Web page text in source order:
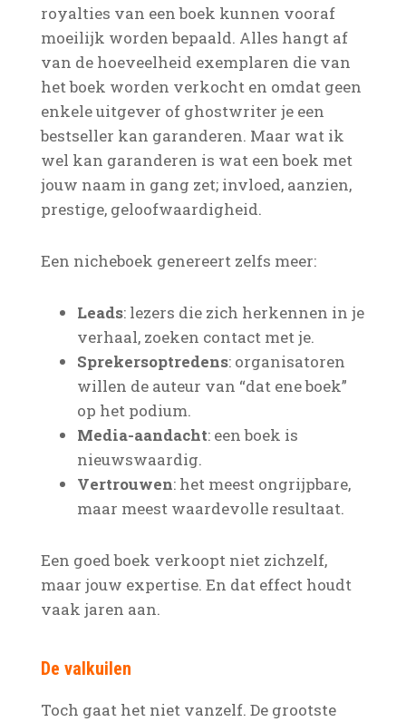
royalties van een boek kunnen vooraf
moeilijk worden bepaald. Alles hangt af
van de hoeveelheid exemplaren die van
het boek worden verkocht en omdat geen
enkele uitgever of ghostwriter je een
bestseller kan garanderen. Maar wat ik
wel kan garanderen is wat een boek met
jouw naam in gang zet; invloed, aanzien,
prestige, geloofwaardigheid.
Een nicheboek genereert zelfs meer:
Leads: lezers die zich herkennen in je
verhaal, zoeken contact met je.
Sprekersoptredens: organisatoren
willen de auteur van “dat ene boek”
op het podium.
Media-aandacht: een boek is
nieuwswaardig.
Vertrouwen: het meest ongrijpbare,
maar meest waardevolle resultaat.
Een goed boek verkoopt niet zichzelf,
maar jouw expertise. En dat effect houdt
vaak jaren aan.
De valkuilen
Toch gaat het niet vanzelf. De grootste